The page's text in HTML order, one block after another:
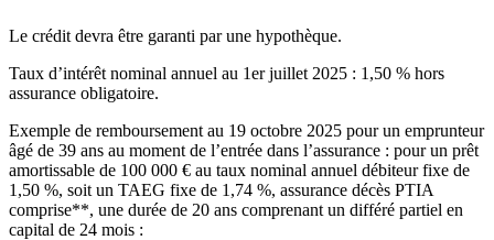
Le crédit devra être garanti par une hypothèque.
Taux d’intérêt nominal annuel au 1er juillet 2025 : 1,50 % hors
assurance obligatoire.
Exemple de remboursement au 19 octobre 2025 pour un emprunteur
âgé de 39 ans au moment de l’entrée dans l’assurance : pour un prêt
amortissable de 100 000 € au taux nominal annuel débiteur fixe de
1,50 %, soit un TAEG fixe de 1,74 %, assurance décès PTIA
comprise**, une durée de 20 ans comprenant un différé partiel en
capital de 24 mois :